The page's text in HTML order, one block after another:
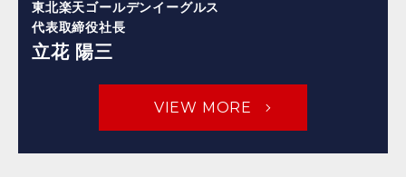
東北楽天ゴールデンイーグルス
代表取締役社長
立花 陽三
VIEW MORE